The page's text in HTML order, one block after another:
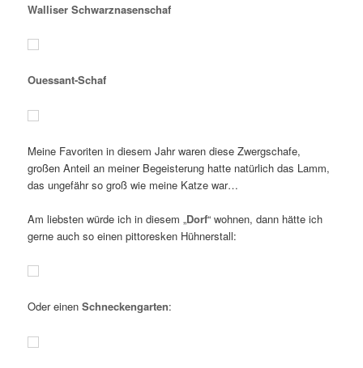
Walliser Schwarznasenschaf
Ouessant-Schaf
Meine Favoriten in diesem Jahr waren diese Zwergschafe,
großen Anteil an meiner Begeisterung hatte natürlich das Lamm,
das ungefähr so groß wie meine Katze war…
Am liebsten würde ich in diesem „Dorf“ wohnen, dann hätte ich
gerne auch so einen pittoresken Hühnerstall:
Oder einenSchneckengarten: